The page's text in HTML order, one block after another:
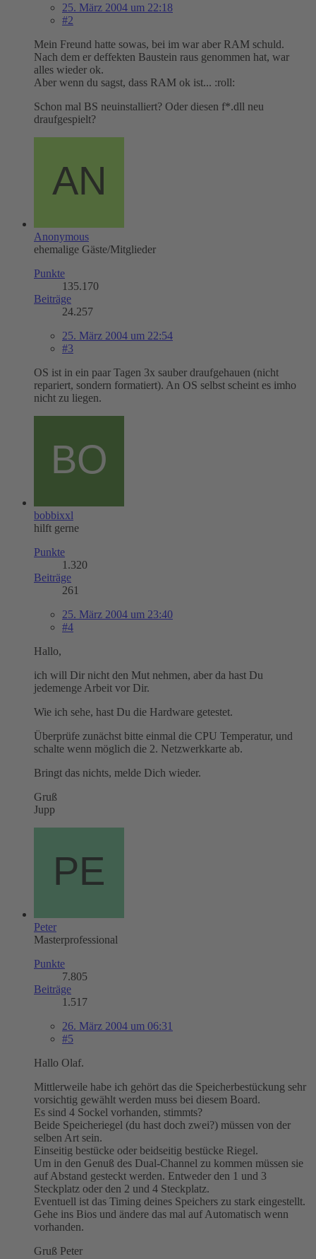
25. März 2004 um 22:18
#2
Mein Freund hatte sowas, bei im war aber RAM schuld.
Nach dem er deffekten Baustein raus genommen hat, war
alles wieder ok.
Aber wenn du sagst, dass RAM ok ist... :roll:
Schon mal BS neuinstalliert? Oder diesen f*.dll neu
draufgespielt?
Anonymous
ehemalige Gäste/Mitglieder
Punkte
135.170
Beiträge
24.257
25. März 2004 um 22:54
#3
OS ist in ein paar Tagen 3x sauber draufgehauen (nicht
repariert, sondern formatiert). An OS selbst scheint es imho
nicht zu liegen.
bobbixxl
hilft gerne
Punkte
1.320
Beiträge
261
25. März 2004 um 23:40
#4
Hallo,
ich will Dir nicht den Mut nehmen, aber da hast Du
jedemenge Arbeit vor Dir.
Wie ich sehe, hast Du die Hardware getestet.
Überprüfe zunächst bitte einmal die CPU Temperatur, und
schalte wenn möglich die 2. Netzwerkkarte ab.
Bringt das nichts, melde Dich wieder.
Gruß
Jupp
Peter
Masterprofessional
Punkte
7.805
Beiträge
1.517
26. März 2004 um 06:31
#5
Hallo Olaf.
Mittlerweile habe ich gehört das die Speicherbestückung sehr
vorsichtig gewählt werden muss bei diesem Board.
Es sind 4 Sockel vorhanden, stimmts?
Beide Speicheriegel (du hast doch zwei?) müssen von der
selben Art sein.
Einseitig bestücke oder beidseitig bestücke Riegel.
Um in den Genuß des Dual-Channel zu kommen müssen sie
auf Abstand gesteckt werden. Entweder den 1 und 3
Steckplatz oder den 2 und 4 Steckplatz.
Eventuell ist das Timing deines Speichers zu stark eingestellt.
Gehe ins Bios und ändere das mal auf Automatisch wenn
vorhanden.
Gruß Peter